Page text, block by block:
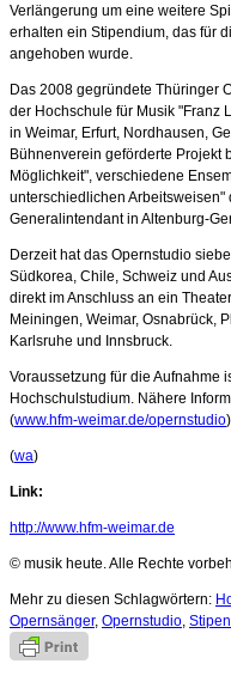
Verlängerung um eine weitere
erhalten ein Stipendium, das für
angehoben wurde.
Das 2008 gegründete Thüringer
der Hochschule für Musik "Franz
in Weimar, Erfurt, Nordhausen,
Bühnenverein geförderte Projekt
Möglichkeit", verschiedene
unterschiedlichen Arbeitsweisen"
Generalintendant in Altenburg-
Derzeit hat das Opernstudio
Südkorea, Chile, Schweiz und
direkt im Anschluss an ein
Meiningen, Weimar, Osnabrück,
Karlsruhe und Innsbruck.
Voraussetzung für die Aufnahme
Hochschulstudium. Nähere
(www.hfm-weimar.de/opernstudio
(wa)
Link:
http://www.hfm-weimar.de
© musik heute. Alle Rechte
Mehr zu diesen Schlagwörtern:
Opernsänger, Opernstudio,